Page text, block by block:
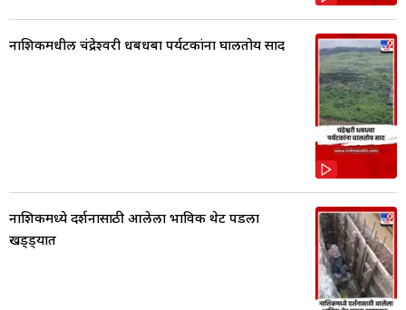
नाशिकमधील चंद्रेश्वरी धबधबा पर्यटकांना घालतोय साद
नाशिकमध्ये दर्शनासाठी आलेला भाविक थेट पडला
खड्ड्यात